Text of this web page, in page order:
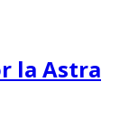
la Astra